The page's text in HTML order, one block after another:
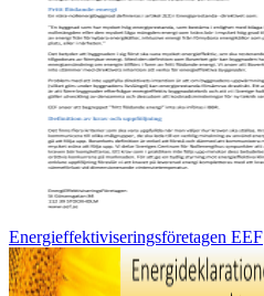
Energieffektiviseringsföretagen EEF